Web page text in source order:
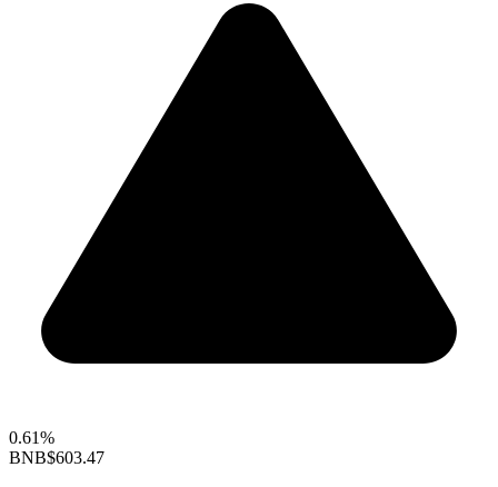
0.61%
BNB$603.47